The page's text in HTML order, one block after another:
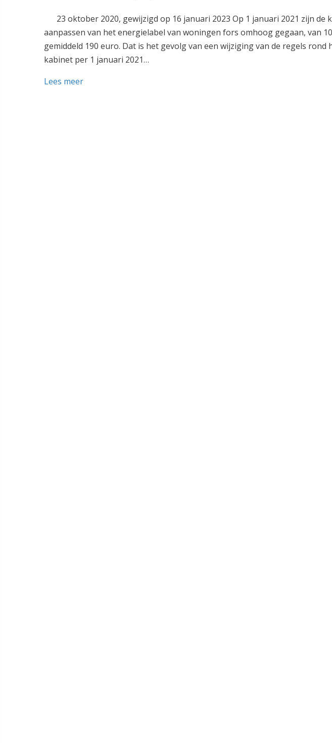
23 oktober 2020, gewijzigd op 16 januari 2023 Op 1 januari 2021 zijn de
aanpassen van het energielabel van woningen fors omhoog gegaan, van
gemiddeld 190 euro. Dat is het gevolg van een wijziging van de regels rond
kabinet per 1 januari 2021…
Lees meer